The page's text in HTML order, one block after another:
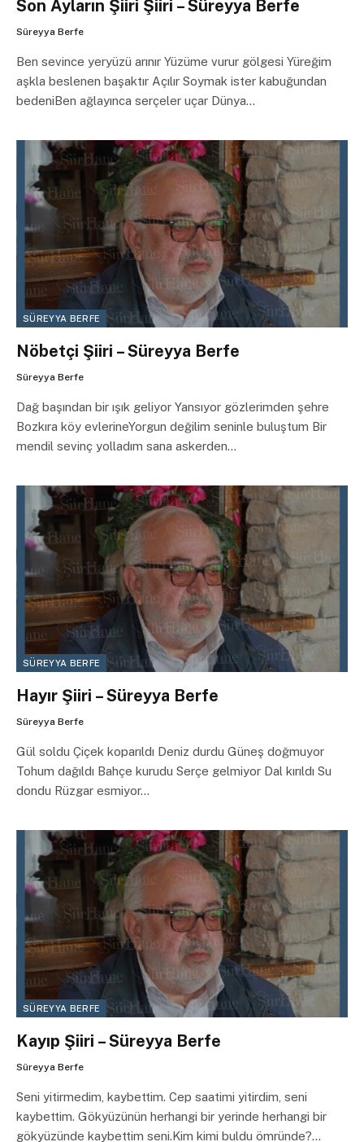
Son Ayların Şiiri Şiiri – Süreyya Berfe
Süreyya Berfe
Ben sevince yeryüzü arınır Yüzüme vurur gölgesi Yüreğim
aşkla beslenen başaktır Açılır Soymak ister kabuğundan
bedeniBen ağlayınca serçeler uçar Dünya…
SÜREYYA BERFE
Nöbetçi Şiiri – Süreyya Berfe
Süreyya Berfe
Dağ başından bir ışık geliyor Yansıyor gözlerimden şehre
Bozkıra köy evlerineYorgun değilim seninle buluştum Bir
mendil sevinç yolladım sana askerden…
SÜREYYA BERFE
Hayır Şiiri – Süreyya Berfe
Süreyya Berfe
Gül soldu Çiçek koparıldı Deniz durdu Güneş doğmuyor
Tohum dağıldı Bahçe kurudu Serçe gelmiyor Dal kırıldı Su
dondu Rüzgar esmiyor…
SÜREYYA BERFE
Kayıp Şiiri – Süreyya Berfe
Süreyya Berfe
Seni yitirmedim, kaybettim. Cep saatimi yitirdim, seni
kaybettim. Gökyüzünün herhangi bir yerinde herhangi bir
gökyüzünde kaybettim seni.Kim kimi buldu ömründe?…